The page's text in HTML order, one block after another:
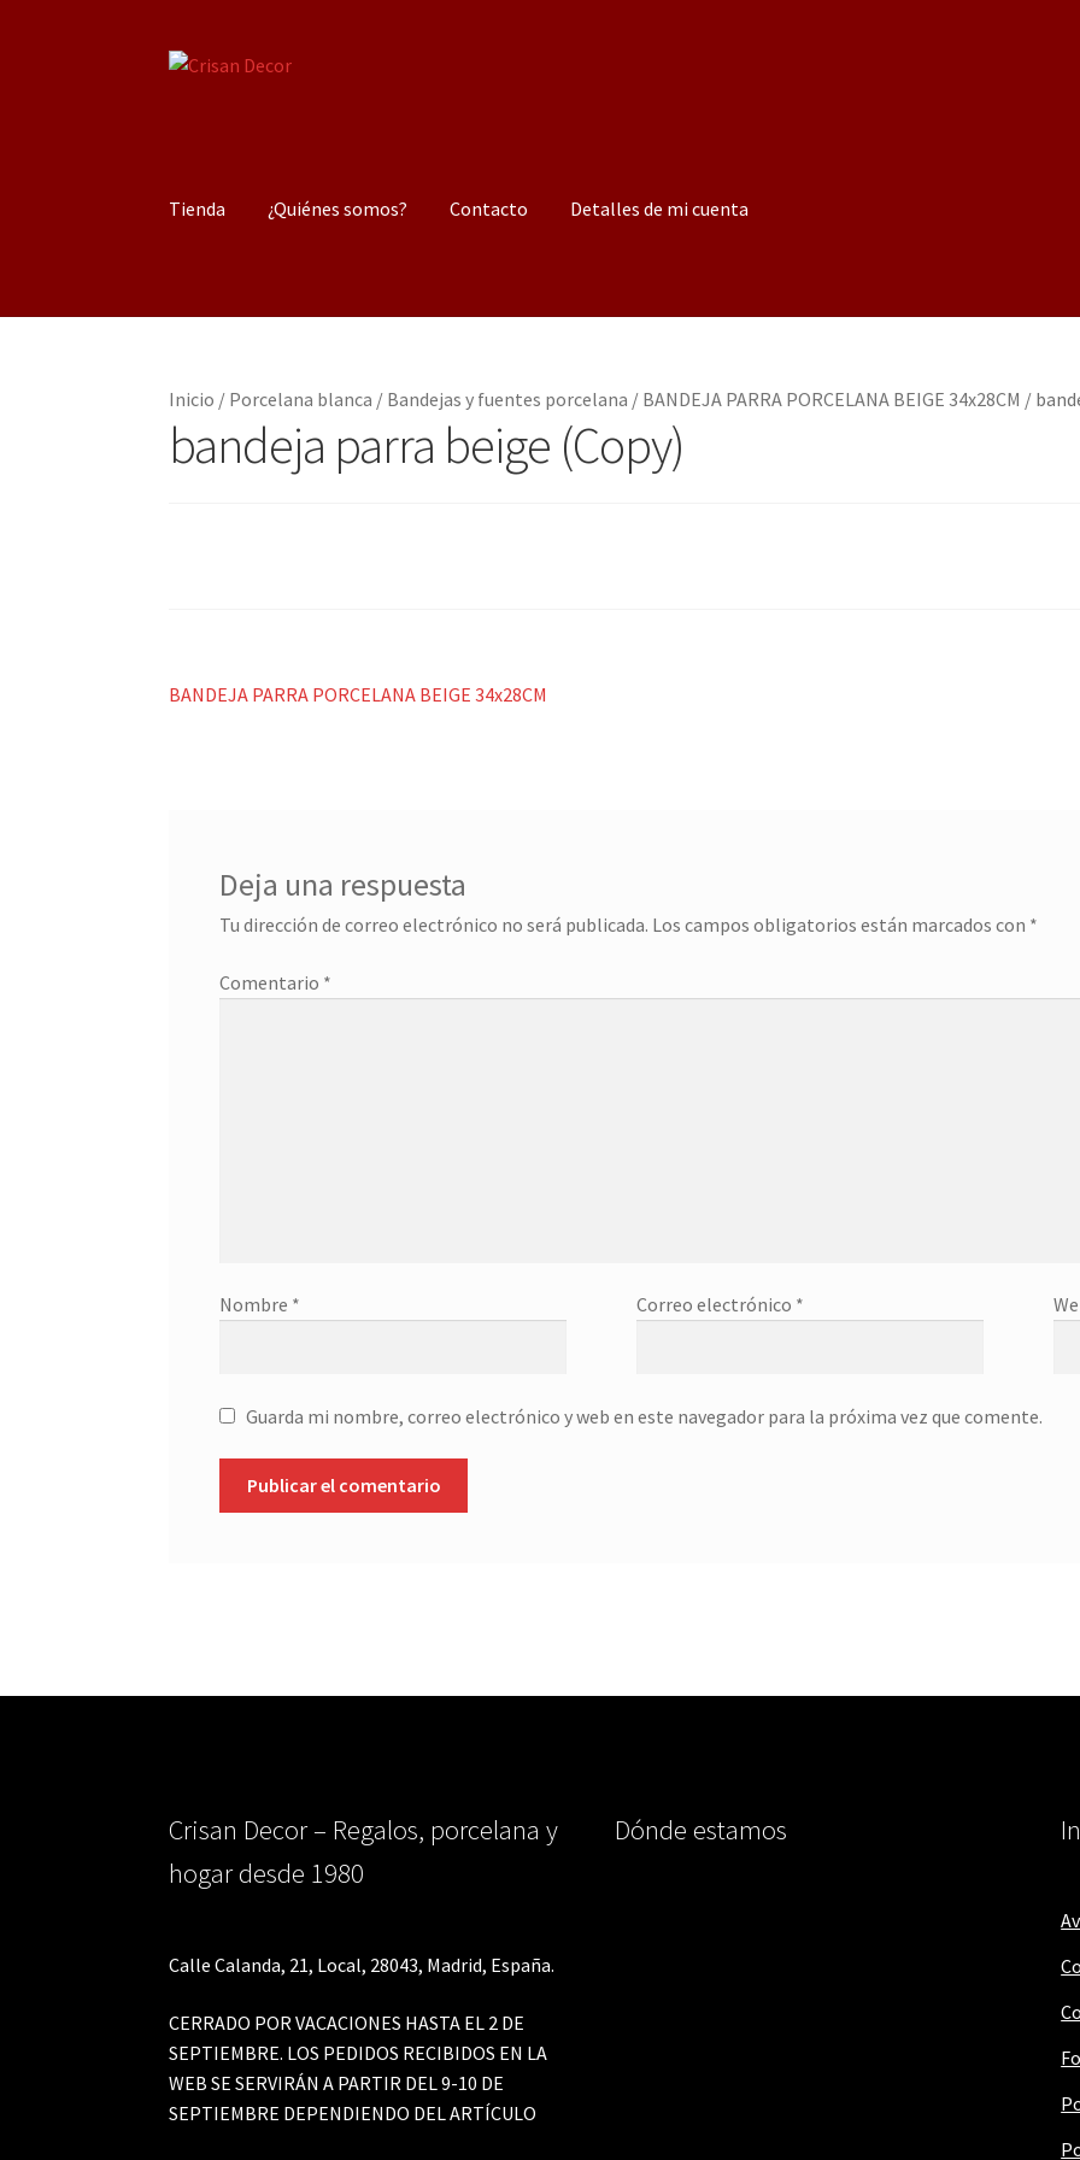
Ir
Ir
Tienda ¿Quiénes somos? Contacto Detalles de mi cuenta
Inicio / Porcelana blanca / Bandejas y fuentes porcelana / BANDEJA PARRA PORCELANA BEIGE 34x28CM /
bandeja parra beige (Copy)
Navegación
Anterior:
BANDEJA PARRA PORCELANA BEIGE 34x28CM
Deja una respuesta
Tu dirección de correo electrónico no será publicada. Los campos obligatorios están marcados con *
Comentario *
Nombre * Correo electrónico *
Guarda mi nombre, correo electrónico y web en este navegador para la próxima vez que comente.
Crisan Decor – Regalos, porcelana y
hogar desde 1980
Calle Calanda, 21, Local, 28043, Madrid, España.
CERRADO POR VACACIONES HASTA EL 2 DE
SEPTIEMBRE. LOS PEDIDOS RECIBIDOS EN LA
WEB SE SERVIRÁN A PARTIR DEL 9-10 DE
SEPTIEMBRE DEPENDIENDO DEL ARTÍCULO
Dónde estamos